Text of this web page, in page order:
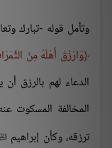
وتأمل قوله -تبارك
وَارْزُقْ أَهْلَهُ مِنَ
الدعاء لهم بالرزق
المخالفة المسكوت
ترزقه، وكأن إبراهيم